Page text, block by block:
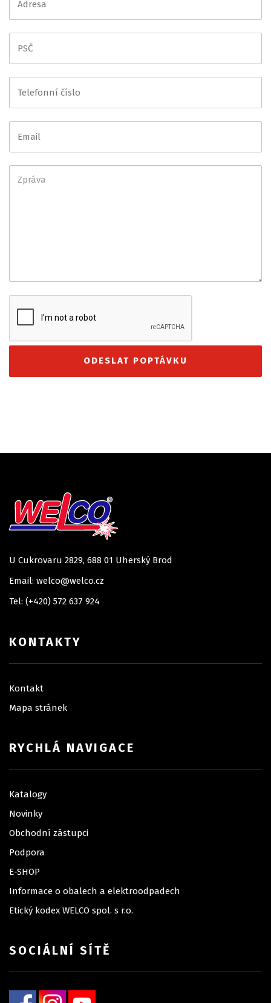
U Cukrovaru 2829, 688 01 Uherský Brod
Email: welco@welco.cz
Tel: (+420) 572 637 924
KONTAKTY
Kontakt
Mapa stránek
RYCHLÁ NAVIGACE
Katalogy
Novinky
Obchodní zástupci
Podpora
E-SHOP
Informace o obalech a elektroodpadech
Etický kodex WELCO spol. s r.o.
SOCIÁLNÍ SÍTĚ